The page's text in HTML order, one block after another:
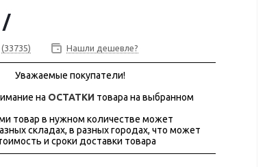
/
(33735) Нашли дешевле?
Уважаемые покупатели!
на ОСТАТКИ товара на выбранном
товар в нужном количестве может
складах, в разных городах, что может
и сроки доставки товара